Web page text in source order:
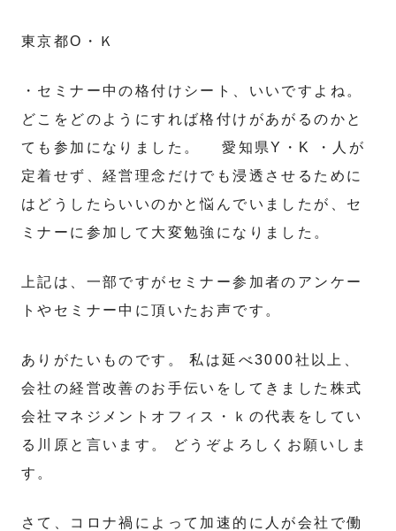
東京都O・Ｋ
・セミナー中の格付けシート、いいですよね。
どこをどのようにすれば格付けがあがるのかと
ても参加になりました。 愛知県Y・K ・人が
定着せず、経営理念だけでも浸透させるために
はどうしたらいいのかと悩んでいましたが、セ
ミナーに参加して大変勉強になりました。
上記は、一部ですがセミナー参加者のアンケー
トやセミナー中に頂いたお声です。
ありがたいものです。 私は延べ3000社以上、
会社の経営改善のお手伝いをしてきました株式
会社マネジメントオフィス・ｋの代表をしてい
る川原と言います。 どうぞよろしくお願いしま
す。
さて、コロナ禍によって加速的に人が会社で働